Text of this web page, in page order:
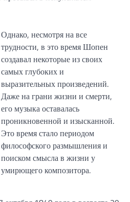
Однако, несмотря на все
трудности, в это время Шопен
создавал некоторые из своих
самых глубоких и
выразительных произведений.
Даже на грани жизни и смерти,
его музыка оставалась
проникновенной и изысканной.
Это время стало периодом
философского размышления и
поиском смысла в жизни у
умирющего композитора.